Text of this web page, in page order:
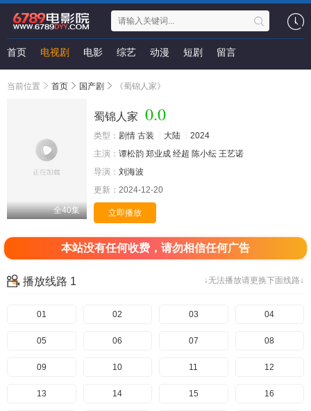
首页 电视剧 电影 综艺 动漫 短剧 留言
当前位置 首页 国产剧 《蜀锦人家》
全40集
蜀锦人家 0.0
类型： 剧情 古装 大陆
2024
主演： 谭松韵 郑业成 经超 陈小纭 王艺诺
导演： 刘海波
更新： 2024-12-20
立即播放
本站没有任何收费，请勿相信任何广告
↓无法播放请更换下面线路↓
播放线路 1
01 02 03 04
05 06 07 08
09 10 11 12
13 14 15 16